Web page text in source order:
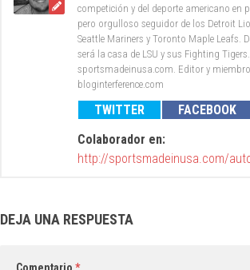
competición y del deporte americano en
pero orgulloso seguidor de los Detroit
Seattle Mariners y Toronto Maple Leafs.
será la casa de LSU y sus Fighting
sportsmadeinusa.com. Editor y
bloginterference.com
TWITTER FACEBOOK
Colaborador en:
http://sportsmadeinusa.com/
DEJA UNA RESPUESTA